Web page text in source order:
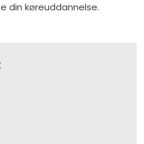
din køreuddannelse.​